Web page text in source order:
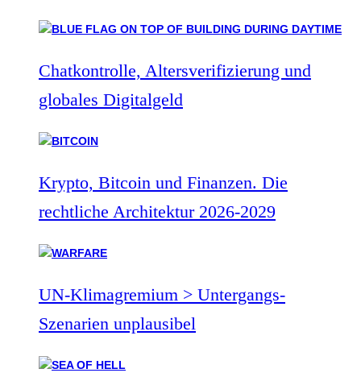
Chatkontrolle, Altersverifizierung und
globales Digitalgeld
Krypto, Bitcoin und Finanzen. Die
rechtliche Architektur 2026-2029
UN-Klimagremium > Untergangs-
Szenarien unplausibel